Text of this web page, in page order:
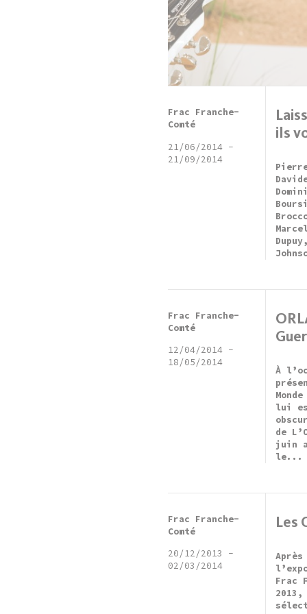
ils
Frac Franche-
Comté
21/06/2014-
21/09/2014
À
lui
de
juin
le...
Frac Franche-
Comté
12/04/2014-
18/05/2014
Les
Frac
Frac Franche-
Comté
20/12/2013
-
02/03/2014